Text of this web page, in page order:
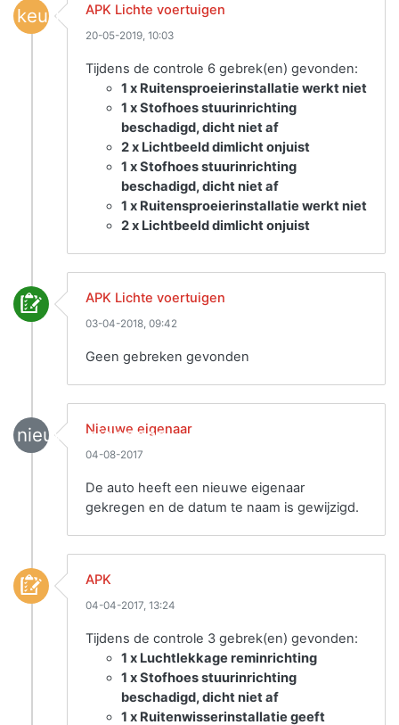
keuring APK Lichte voertuigen
20-05-2019, 10:03
Tijdens de controle 6 gebrek(en) gevonden:
1 x Ruitensproeierinstallatie werkt niet
1 x Stofhoes stuurinrichting
beschadigd, dicht niet af
2 x Lichtbeeld dimlicht onjuist
1 x Stofhoes stuurinrichting
beschadigd, dicht niet af
1 x Ruitensproeierinstallatie werkt niet
2 x Lichtbeeld dimlicht onjuist
APK Lichte voertuigen
03-04-2018, 09:42
Geen gebreken gevonden
nieuwe_eigenaar
Nieuwe eigenaar
04-08-2017
De auto heeft een nieuwe eigenaar
gekregen en de datum te naam is gewijzigd.
APK
04-04-2017, 13:24
Tijdens de controle 3 gebrek(en) gevonden:
1 x Luchtlekkage reminrichting
1 x Stofhoes stuurinrichting
beschadigd, dicht niet af
1 x Ruitenwisserinstallatie geeft